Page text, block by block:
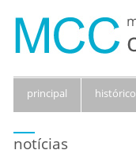
principal histórico
notícias